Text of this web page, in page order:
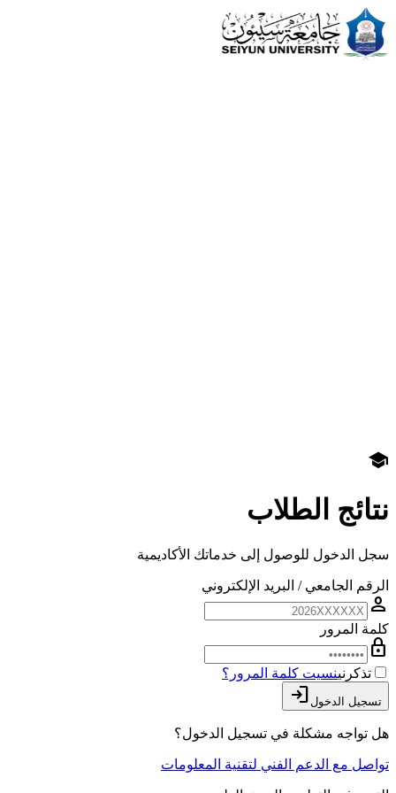
school
نتائج الطلاب
سجل الدخول للوصول إلى خدماتك الأكاديمية
الرقم الجامعي / البريد الإلكتروني
person
كلمة المرور
lock
تذكرنينسيت كلمة المرور؟
تسجيل الدخول login
هل تواجه مشكلة في تسجيل الدخول؟
تواصل مع الدعم الفني لتقنية المعلومات